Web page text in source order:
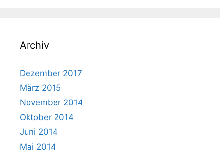
Archiv
Dezember 2017
März 2015
November 2014
Oktober 2014
Juni 2014
Mai 2014